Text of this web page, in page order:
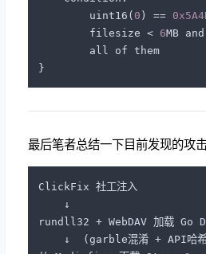
        uint16(
0) ==
        filesize <
6MB and
}
最后笔者总结一下目前发现的攻击
ClickFix 社工注入
    ↓
rundll32 + WebDAV 加载 Go
↓  (garble混淆 + API哈